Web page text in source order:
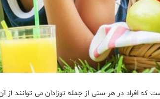
افراد در هر سنی از جمله نوزادان می توانند از